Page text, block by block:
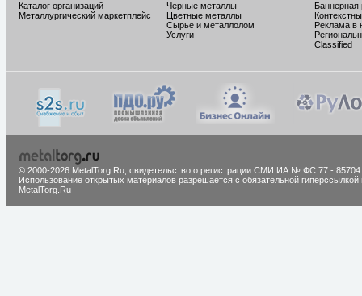
Каталог организаций
Металлургический маркетплейс
Черные металлы
Цветные металлы
Сырье и металлолом
Услуги
Баннерная
Реклама в
Classified
© 2000-2026 MetalTorg.Ru, cвидетельство о регистрации СМИ ИА № ФС 77 - 85704
Использование открытых материалов разрешается с обязательной гиперссылкой
MetalTorg.Ru